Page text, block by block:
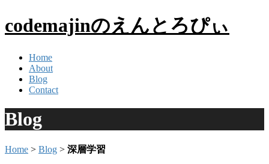
codemajinのえんとろぴぃ
Home
About
Blog
Contact
Blog
Home > Blog > 深層学習